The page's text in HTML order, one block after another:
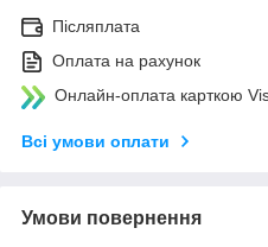
Післяплата
Оплата на рахунок
Онлайн-оплата карткою
Всі умови оплати
Умови повернення